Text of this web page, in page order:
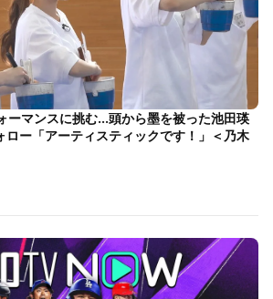
ーマンスに挑む…頭から墨を被った池田瑛
ロー「アーティスティックです！」＜乃木